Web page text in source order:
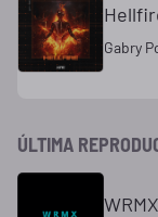
Gabry
ÚLTIMA